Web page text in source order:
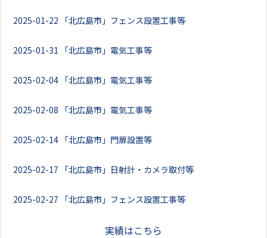
2025-01-22 「北広島市」フェンス設置工事等
2025-01-31 「北広島市」電気工事等
2025-02-04 「北広島市」電気工事等
2025-02-08 「北広島市」電気工事等
2025-02-14 「北広島市」門扉設置等
2025-02-17 「北広島市」日射計・カメラ取付等
2025-02-27 「北広島市」フェンス設置工事等
実績はこちら